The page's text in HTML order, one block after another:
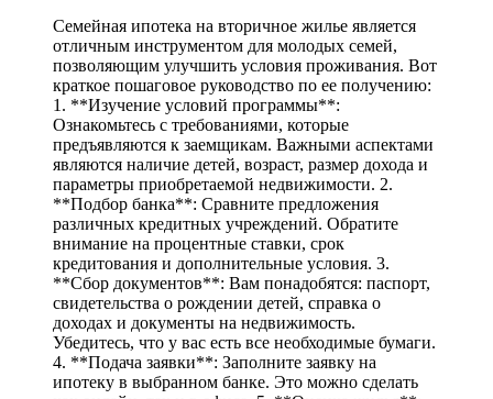
Семейная ипотека на вторичное жилье является
отличным инструментом для молодых семей,
позволяющим улучшить условия проживания. Вот
краткое пошаговое руководство по ее получению:
1. **Изучение условий программы**:
Ознакомьтесь с требованиями, которые
предъявляются к заемщикам. Важными аспектами
являются наличие детей, возраст, размер дохода и
параметры приобретаемой недвижимости. 2.
**Подбор банка**: Сравните предложения
различных кредитных учреждений. Обратите
внимание на процентные ставки, срок
кредитования и дополнительные условия. 3.
**Сбор документов**: Вам понадобятся: паспорт,
свидетельства о рождении детей, справка о
доходах и документы на недвижимость.
Убедитесь, что у вас есть все необходимые бумаги.
4. **Подача заявки**: Заполните заявку на
ипотеку в выбранном банке. Это можно сделать